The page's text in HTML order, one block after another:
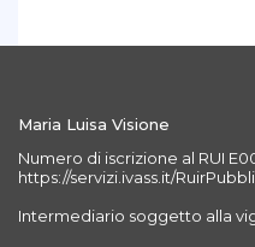
Maria Luisa Visione
Numero di iscrizione al RUI
https://servizi.ivass.it/
Intermediario soggetto alla